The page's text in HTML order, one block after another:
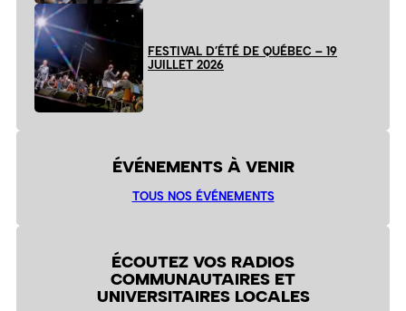
FESTIVAL D’ÉTÉ DE QUÉBEC – 19
JUILLET 2026
ÉVÉNEMENTS À VENIR
TOUS NOS ÉVÉNEMENTS
ÉCOUTEZ VOS RADIOS
COMMUNAUTAIRES ET
UNIVERSITAIRES LOCALES